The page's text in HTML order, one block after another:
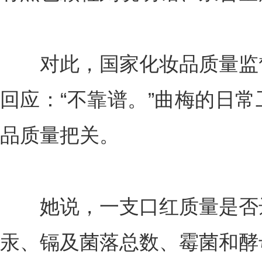
对此，国家化妆品质量监
回应：“不靠谱。”曲梅的日
品质量把关。
她说，一支口红质量是否
汞、镉及菌落总数、霉菌和